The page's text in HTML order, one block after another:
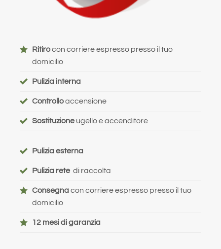
Ritirocon corriere espresso presso il tuo
domicilio
Pulizia interna
Controlloaccensione
Sostituzione ugello e accenditore
Pulizia esterna
Pulizia rete di raccolta
Consegna con corriere espresso presso il tuo
domicilio
12 mesi di garanzia